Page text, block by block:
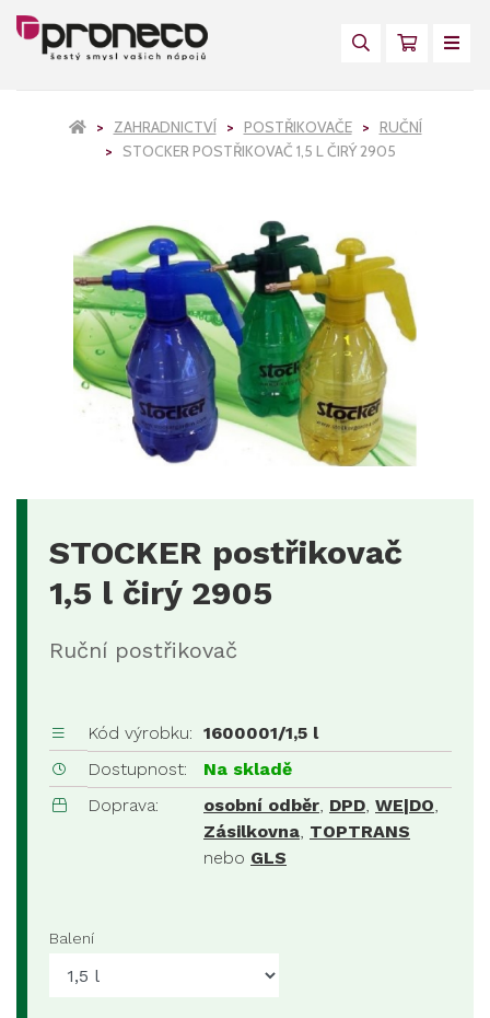
ZAHRADNICTVÍ POSTŘIKOVAČE
RUČNÍ
STOCKER POSTŘIKOVAČ 1,5 L ČIRÝ 2905
STOCKER postřikovač
1,5 l čirý 2905
Ruční postřikovač
Kód výrobku: 1600001/1,5 l
Dostupnost:
Na skladě
Doprava:
osobní odběr, DPD, WE|DO,
Zásilkovna, TOPTRANS
nebo GLS
Balení